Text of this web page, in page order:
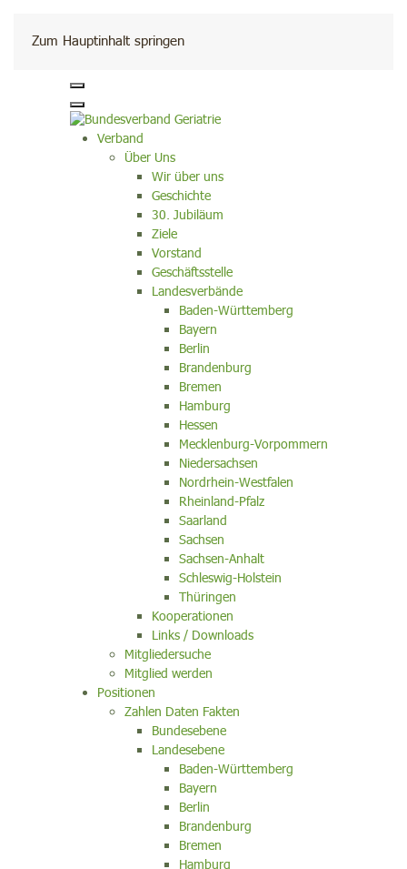
Zum Hauptinhalt springen
Kontakt
Verband
Über Uns
Wir über uns
Geschichte
30. Jubiläum
Ziele
Vorstand
Geschäftsstelle
Landesverbände
Baden-Württemberg
Bayern
Berlin
Brandenburg
Bremen
Hamburg
Hessen
Mecklenburg-Vorpommern
Niedersachsen
Nordrhein-Westfalen
Rheinland-Pfalz
Saarland
Sachsen
Sachsen-Anhalt
Schleswig-Holstein
Thüringen
Kooperationen
Links / Downloads
Mitgliedersuche
Mitglied werden
Positionen
Zahlen Daten Fakten
Bundesebene
Landesebene
Baden-Württemberg
Bayern
Berlin
Brandenburg
Bremen